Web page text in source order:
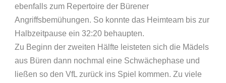
ebenfalls zum Repertoire der Bürener
Angriffsbemühungen. So konnte das Heimteam bis zur
Halbzeitpause ein 32:20 behaupten.
Zu Beginn der zweiten Hälfte leisteten sich die Mädels
aus Büren dann nochmal eine Schwächephase und
ließen so den VfL zurück ins Spiel kommen. Zu viele